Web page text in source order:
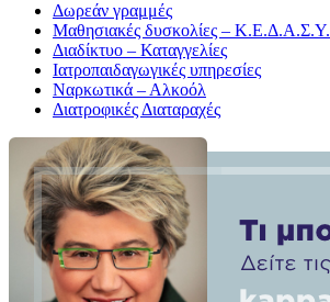
Δωρεάν γραμμές
Μαθησιακές δυσκολίες – Κ.Ε.Δ.Α.Σ.Υ.
Διαδίκτυο – Καταγγελίες
Ιατροπαιδαγωγικές υπηρεσίες
Ναρκωτικά – Αλκοόλ
Διατροφικές Διαταραχές